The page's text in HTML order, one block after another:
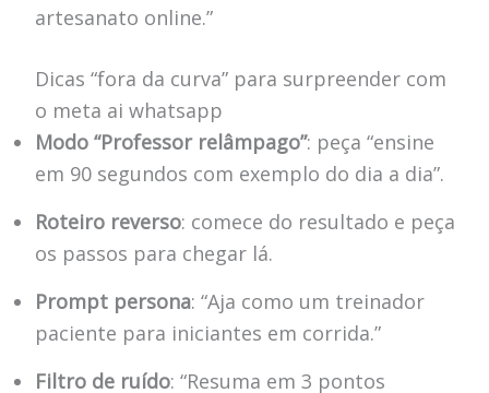
artesanato online.”
Dicas “fora da curva” para surpreender com
o meta ai whatsapp
Modo “Professor relâmpago”: peça “ensine
em 90 segundos com exemplo do dia a dia”.
Roteiro reverso: comece do resultado e peça
os passos para chegar lá.
Prompt persona: “Aja como um treinador
paciente para iniciantes em corrida.”
Filtro de ruído: “Resuma em 3 pontos